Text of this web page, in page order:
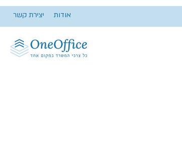
יצירת קשר אודות